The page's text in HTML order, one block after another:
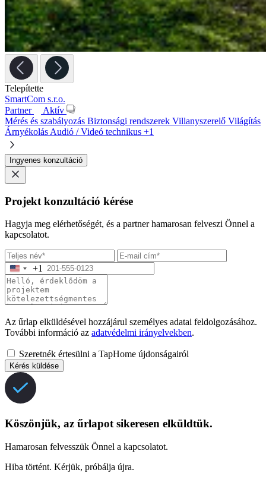
Telepítette
SmartCom s.r.o.
Partner
Aktív
Mérés és szabályozás Biztonsági rendszerek Villanyszerelő Világítás
Árnyékolás Audió / Videó technikus +1
Ingyenes konzultáció
Projekt konzultáció kérése
Hagyja meg elérhetőségét, és a partner hamarosan felveszi Önnel a
kapcsolatot.
+1
Az űrlap elküldésével hozzájárul személyes adatai feldolgozásához.
További információ az adatvédelmi irányelvekben.
Szeretnék értesülni a TapHome újdonságairól
Kérés küldése
Köszönjük, az űrlapot sikeresen elküldtük.
Hamarosan felvesszük Önnel a kapcsolatot.
Hiba történt. Kérjük, próbálja újra.